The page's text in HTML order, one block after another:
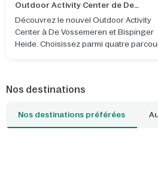
Outdoor Activity Center de De
Vossemeren et Bispinger Heide est
ouvert
Découvrez le nouvel Outdoor Activity
Center à De Vossemeren et Bispinger
Heide. Choisissez parmi quatre
Nos destinations
Nos destinations préférées